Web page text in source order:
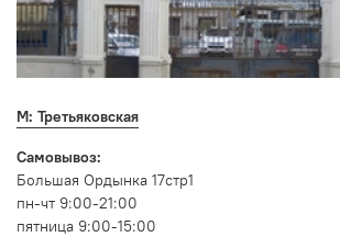
М: Третьяковская
Самовывоз:
Большая Ордынка 17стр1
пн-чт 9:00-21:00
пятница 9:00-15:00